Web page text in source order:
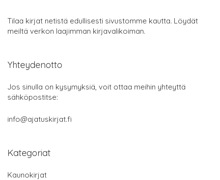
Tilaa kirjat netistä edullisesti sivustomme kautta. Löydät
meiltä verkon laajimman kirjavalikoiman.
Yhteydenotto
Jos sinulla on kysymyksiä, voit ottaa meihin yhteyttä
sähköpostitse:
info@ajatuskirjat.fi
Kategoriat
Kaunokirjat